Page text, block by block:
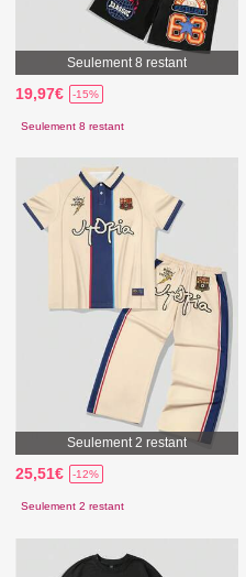
Seulement 8 restant
19,97€ -15%
Seulement 8 restant
Seulement 2 restant
25,51€ -12%
Seulement 2 restant